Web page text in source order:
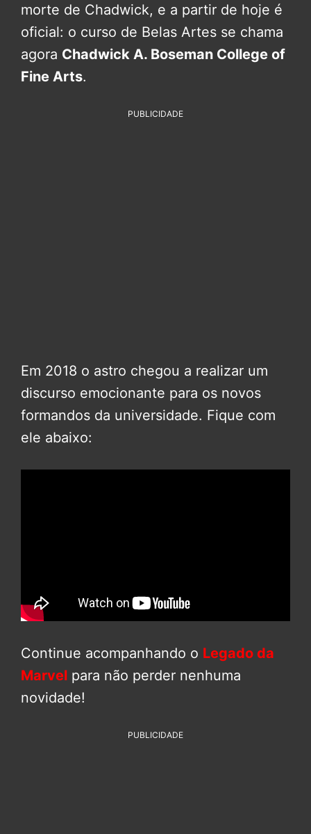
morte de Chadwick, e a partir de hoje é
oficial: o curso de Belas Artes se chama
agora Chadwick A. Boseman College of
Fine Arts.
PUBLICIDADE
Em 2018 o astro chegou a realizar um
discurso emocionante para os novos
formandos da universidade. Fique com
ele abaixo:
Continue acompanhando o Legado da
Marvel para não perder nenhuma
novidade!
PUBLICIDADE